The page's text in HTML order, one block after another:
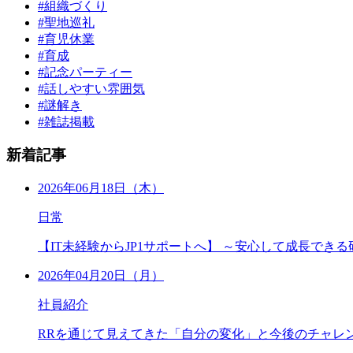
#組織づくり
#聖地巡礼
#育児休業
#育成
#記念パーティー
#話しやすい雰囲気
#謎解き
#雑誌掲載
新着記事
2026年06月18日（木）
日常
【IT未経験からJP1サポートへ】 ～安心して成長でき
2026年04月20日（月）
社員紹介
RRを通じて見えてきた「自分の変化」と今後のチャレ